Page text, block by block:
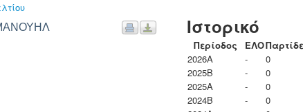
Ιστορικό
Περίοδος ΕΛΟ
2026A
-
0
2025B
-
0
2025A
-
0
2024B
-
0